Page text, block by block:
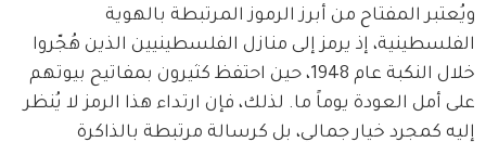
ويُعتبر المفتاح من أبرز الرموز المرتبطة بالهوية
الفلسطينية، إذ يرمز إلى منازل الفلسطينيين الذين هُجّروا
خلال النكبة عام 1948، حين احتفظ كثيرون بمفاتيح بيوتهم
على أمل العودة يوماً ما. لذلك، فإن ارتداء هذا الرمز لا يُنظر
إليه كمجرد خيار جمالي، بل كرسالة مرتبطة بالذاكرة